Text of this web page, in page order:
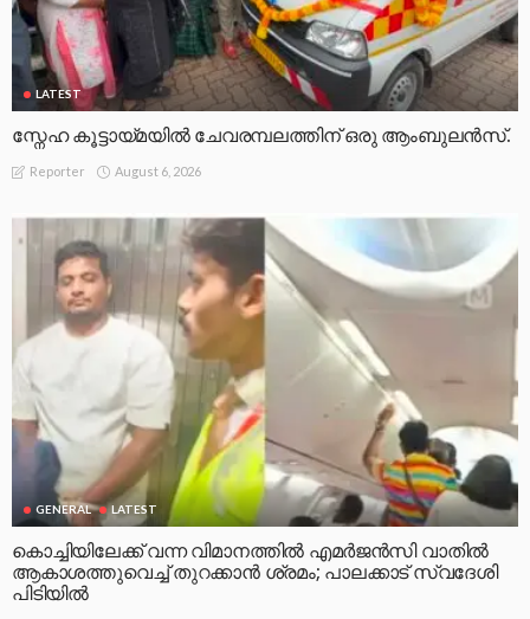
LATEST
സ്നേഹ കൂട്ടായ്മയിൽ ചേവരമ്പലത്തിന് ഒരു ആംബുലൻസ്.
Reporter August 6, 2026
GENERAL LATEST
കൊച്ചിയിലേക്ക് വന്ന വിമാനത്തിൽ എമർജൻസി വാതിൽ
ആകാശത്തുവെച്ച് തുറക്കാൻ ശ്രമം; പാലക്കാട് സ്വദേശി
പിടിയിൽ